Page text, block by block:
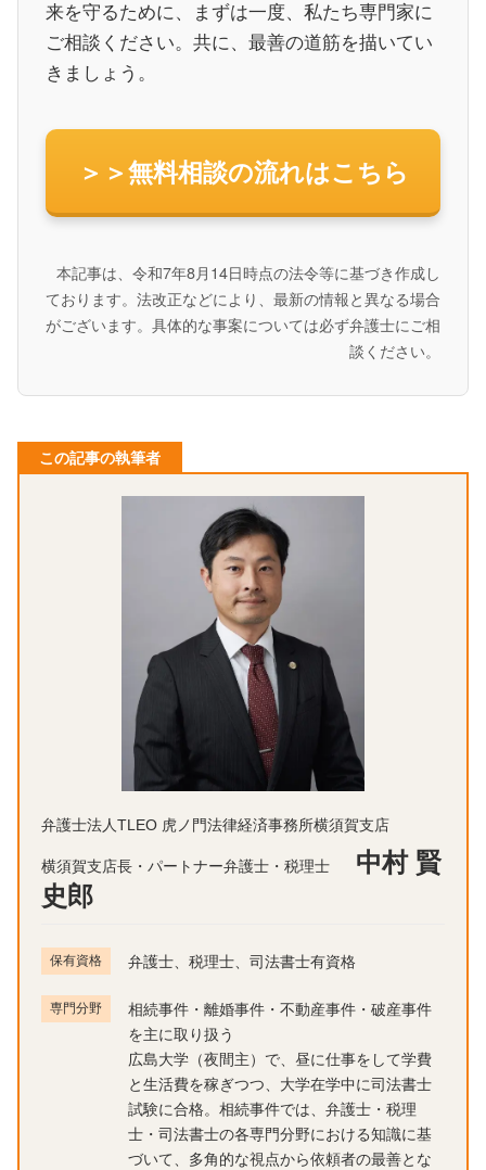
来を守るために、まずは一度、私たち専門家に
ご相談ください。共に、最善の道筋を描いてい
きましょう。
＞＞無料相談の流れはこちら
本記事は、令和7年8月14日時点の法令等に基づき作成し
ております。法改正などにより、最新の情報と異なる場合
がございます。具体的な事案については必ず弁護士にご相
談ください。
この記事の執筆者
弁護士法人TLEO 虎ノ門法律経済事務所横須賀支店
横須賀支店長・パートナー弁護士・税理士
中村 賢
史郎
保有資格 弁護士、税理士、司法書士有資格
専門分野
相続事件・離婚事件・不動産事件・破産事件
を主に取り扱う
広島大学（夜間主）で、昼に仕事をして学費
と生活費を稼ぎつつ、大学在学中に司法書士
試験に合格。相続事件では、弁護士・税理
士・司法書士の各専門分野における知識に基
づいて、多角的な視点から依頼者の最善とな